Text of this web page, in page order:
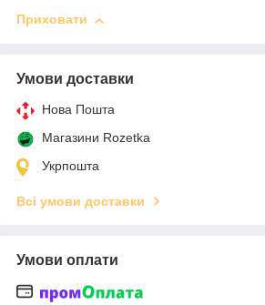
Приховати
Умови доставки
Нова Пошта
Магазини Rozetka
Укрпошта
Всі умови доставки
Умови оплати